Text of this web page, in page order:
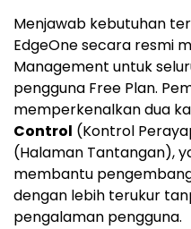
Menjawab kebutuhan
EdgeOne secara resmi
Management untuk
pengguna Free Plan.
memperkenalkan dua
Control (Kontrol
(Halaman Tantangan),
membantu
dengan lebih terukur
pengalaman pengguna.